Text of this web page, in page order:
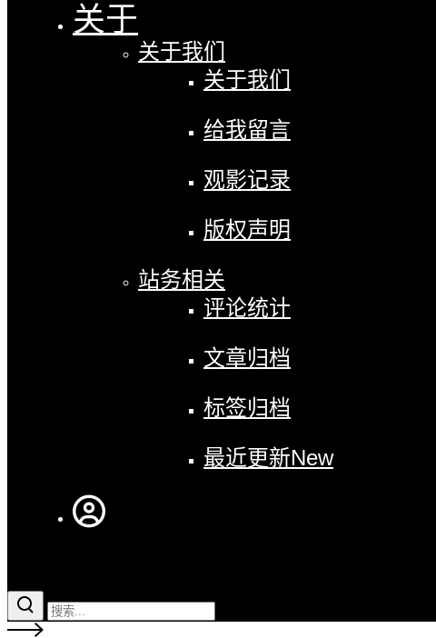
关于
关于我们
关于我们
给我留言
观影记录
版权声明
站务相关
评论统计
文章归档
标签归档
最近更新New